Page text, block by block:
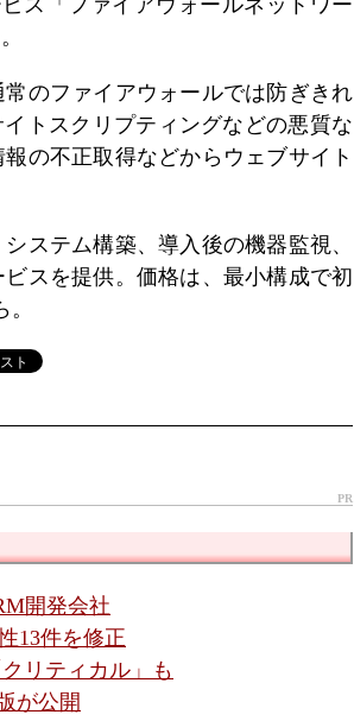
ス「ファイアウォールネットワー
のファイアウォールでは防ぎきれ
トスクリプティングなどの悪質な
の不正取得などからウェブサイト
ステム構築、導入後の機器監視、
スを提供。価格は、最小構成で初
PR
開発会社
13件を修正
クリティカル」も
が公開